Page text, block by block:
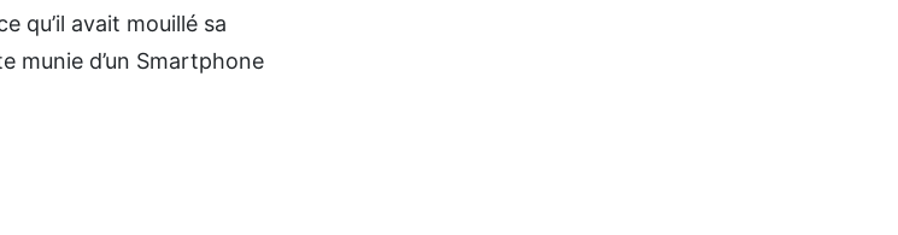
qu’il avait mouillé sa
munie d’un Smartphone